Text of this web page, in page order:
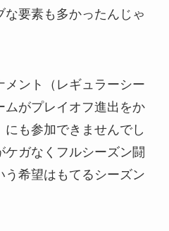
な要素も多かったんじゃ
ント（レギュラーシー
ムがプレイオフ進出をか
も参加できませんでし
ガなくフルシーズン闘
う希望はもてるシーズン